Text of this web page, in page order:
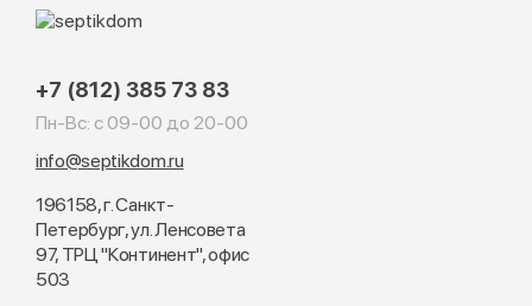
+7 (812) 385 73 83
Пн-Вс: с 09-00 до 20-00
info@septikdom.ru
196158, г. Санкт-
Петербург, ул. Ленсовета
97, ТРЦ "Континент", офис
503